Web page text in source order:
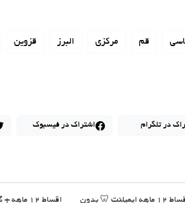
قم مرکزی البرز قزوین
در تلگرام اشتراک در فیسبوک
اقساط ۱۲ ماهه ایمپلنت 🦷 بدون اقساط 12